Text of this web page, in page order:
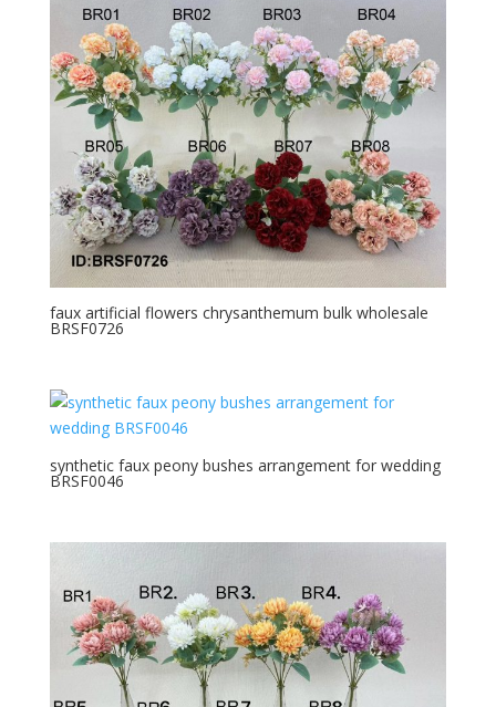
faux artificial flowers chrysanthemum bulk wholesale
BRSF0726
synthetic faux peony bushes arrangement for wedding
BRSF0046